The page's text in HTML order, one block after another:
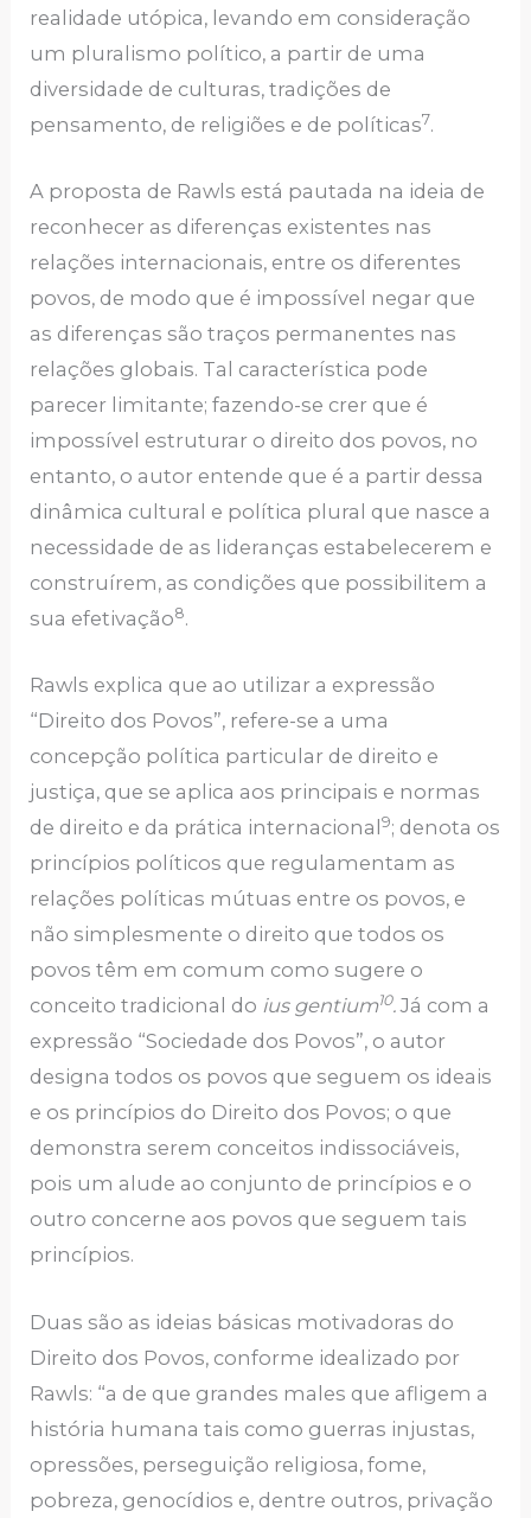
realidade utópica, levando em consideração
um pluralismo político, a partir de uma
diversidade de culturas, tradições de
pensamento, de religiões e de políticas7.
A proposta de Rawls está pautada na ideia de
reconhecer as diferenças existentes nas
relações internacionais, entre os diferentes
povos, de modo que é impossível negar que
as diferenças são traços permanentes nas
relações globais. Tal característica pode
parecer limitante; fazendo-se crer que é
impossível estruturar o direito dos povos, no
entanto, o autor entende que é a partir dessa
dinâmica cultural e política plural que nasce a
necessidade de as lideranças estabelecerem e
construírem, as condições que possibilitem a
sua efetivação8.
Rawls explica que ao utilizar a expressão
“Direito dos Povos”, refere-se a uma
concepção política particular de direito e
justiça, que se aplica aos principais e normas
de direito e da prática internacional9; denota os
princípios políticos que regulamentam as
relações políticas mútuas entre os povos, e
não simplesmente o direito que todos os
povos têm em comum como sugere o
conceito tradicional do ius gentium10.Já com a
expressão “Sociedade dos Povos”, o autor
designa todos os povos que seguem os ideais
e os princípios do Direito dos Povos; o que
demonstra serem conceitos indissociáveis,
pois um alude ao conjunto de princípios e o
outro concerne aos povos que seguem tais
princípios.
Duas são as ideias básicas motivadoras do
Direito dos Povos, conforme idealizado por
Rawls: “a de que grandes males que afligem a
história humana tais como guerras injustas,
opressões, perseguição religiosa, fome,
pobreza, genocídios e, dentre outros, privação